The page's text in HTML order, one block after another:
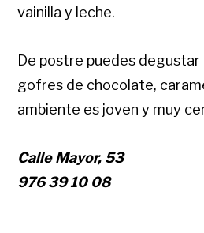
vainilla y leche.
De postre puedes degustar
gofres de chocolate,
ambiente es joven y muy
Calle Mayor, 53
976 39 10 08